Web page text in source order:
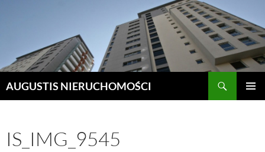
AUGUSTIS NIERUCHOMOŚCI
IS_IMG_9545